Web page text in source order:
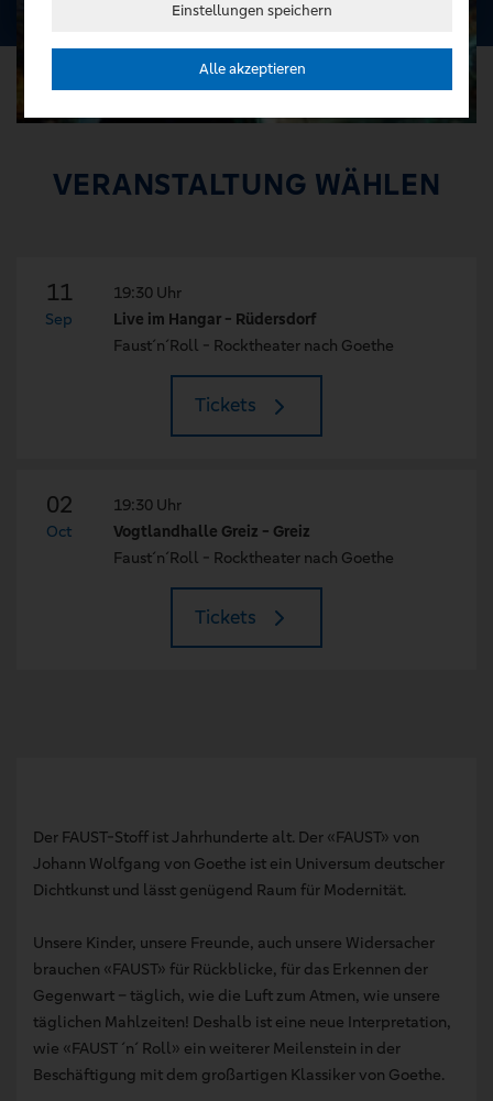
VERANSTALTUNG WÄHLEN
11
Sep
19:30 Uhr
Live im Hangar - Rüdersdorf
Faust´n´Roll - Rocktheater nach Goethe
Tickets
02
Oct
19:30 Uhr
Vogtlandhalle Greiz - Greiz
Faust´n´Roll - Rocktheater nach Goethe
Tickets
Der FAUST-Stoff ist Jahrhunderte alt. Der «FAUST» von
Johann Wolfgang von Goethe ist ein Universum deutscher
Dichtkunst und lässt genügend Raum für Modernität.
Unsere Kinder, unsere Freunde, auch unsere Widersacher
brauchen «FAUST» für Rückblicke, für das Erkennen der
Gegenwart – täglich, wie die Luft zum Atmen, wie unsere
täglichen Mahlzeiten! Deshalb ist eine neue Interpretation,
wie «FAUST ´n´ Roll» ein weiterer Meilenstein in der
Beschäftigung mit dem großartigen Klassiker von Goethe.
Einstellungen speichern
Alle akzeptieren